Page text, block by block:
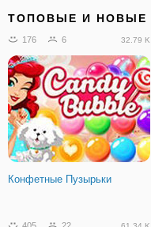
Болото Атака Онлайн
ТОПОВЫЕ И НОВЫЕ
176 6 32.79 K
Конфетные Пузырьки
405 22